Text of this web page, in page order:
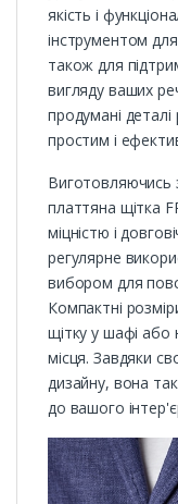
якість і
інструментом
також для
вигляду ваших
продумані
простим і
Виготовляючись
платтяна щітка
міцністю і
регулярне
вибором для
Компактні
щітку у шафі або
місця. Завдяки
дизайну, вона
до вашого